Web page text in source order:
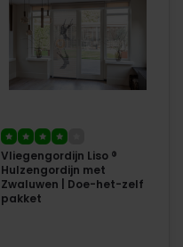
Vliegengordijn Liso ®
Hulzengordijn met
Zwaluwen | Doe-het-zelf
pakket